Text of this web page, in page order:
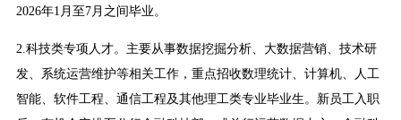
2026年1月至7月之间毕业。
2.科技类专项人才。主要从事数据挖掘分析、大数据营销、技术研
发、系统运营维护等相关工作，重点招收数理统计、计算机、人工
智能、软件工程、通信工程及其他理工类专业毕业生。新员工入职